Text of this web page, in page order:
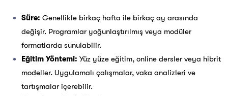
Süre: Genellikle birkaç hafta ile birkaç ay arasında
değişir. Programlar yoğunlaştırılmış veya modüler
formatlarda sunulabilir.
Eğitim Yöntemi: Yüz yüze eğitim, online dersler veya hibrit
modeller. Uygulamalı çalışmalar, vaka analizleri ve
tartışmalar içerebilir.